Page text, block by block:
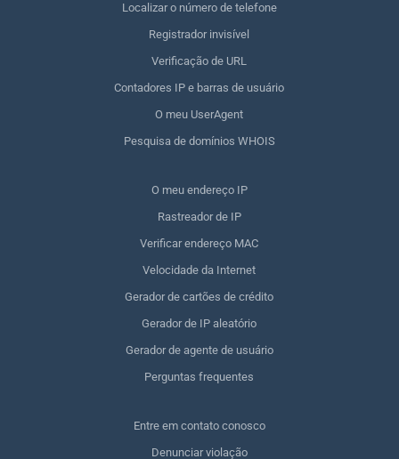
Localizar o número de telefone
Registrador invisível
Verificação de URL
Contadores IP e barras de usuário
O meu UserAgent
Pesquisa de domínios WHOIS
O meu endereço IP
Rastreador de IP
Verificar endereço MAC
Velocidade da Internet
Gerador de cartões de crédito
Gerador de IP aleatório
Gerador de agente de usuário
Perguntas frequentes
Entre em contato conosco
Denunciar violação